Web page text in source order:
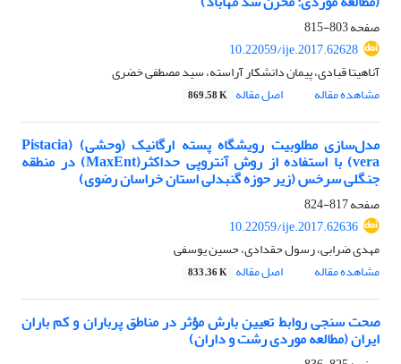
صفحه803-815
10.22059/ije.2017.62628
آناهیتا قبادی، پیمان دانشکار آراسته، سید مصطفی خضری
مشاهده مقاله
اصل مقاله 869.58 K
مدل‌سازی مطلوبیت رویشگاه پسته ارگانیک (وحشی) (Pistacia
vera) با استفاده از روش آنتروپی حداکثر(MaxEnt) در منطقه
جنگلی سرخس (زیر حوزه گنبدلی استان خراسان رضوی)
صفحه817-824
10.22059/ije.2017.62636
مهدی ضرابی، رسول حقدادی، حسین یوسفی
مشاهده مقاله
اصل مقاله 833.36 K
صحت سنجی روابط تعیین بارش مؤثر در مناطق پرباران و کم باران
ایران (مطالعه موردی رشت و داران)